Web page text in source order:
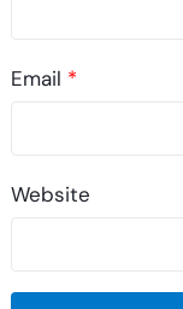
Email *
Website